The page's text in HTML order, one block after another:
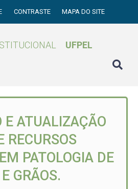
CONTRASTE MAPA DO SITE
UFPEL
E ATUALIZAÇÃO
RECURSOS
PATOLOGIA DE
GRÃOS.